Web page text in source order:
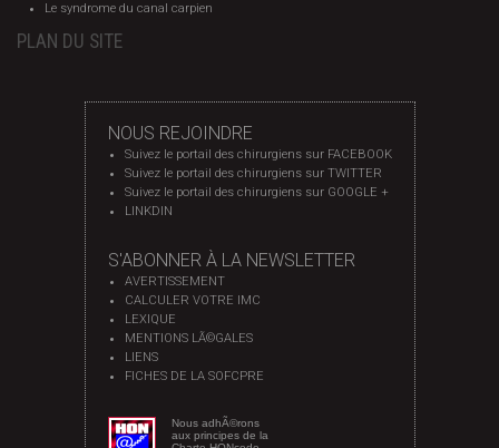
Le syndrome du canal carpien
PLAN DU SITE
NOUS REJOINDRE
Suivez le portail des chirurgiens sur FACEBOOK
Suivez le portail des chirurgiens sur TWITTER
Suivez le portail des chirurgiens sur GOOGLE +
LINKDIN
S'ABONNER À LA NEWSLETTER
AVERTISSEMENT
CALCULER VOTRE IMC
LEXIQUE
MENTIONS LÃ©GALES
LIENS
FICHES DE LA SOFCPRE
Nous adhÃ©rons
aux principes de la